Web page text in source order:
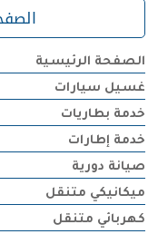
الصفحة الرئيسية
غسيل سيارات
خدمة بطاريات
خدمة إطارات
صيانة دورية
ميكانيكي متنقل
كهربائي متنقل